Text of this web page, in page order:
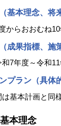
基本理念、将
からおおむね
成果指標、施
7年度～令和
プラン（具体
基本計画と同
本理念